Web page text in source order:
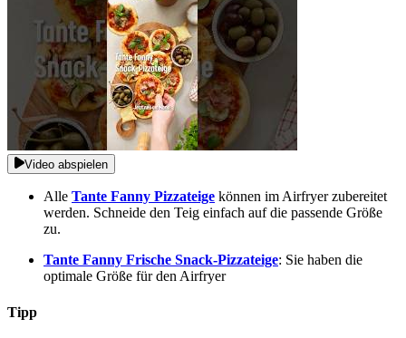
Video abspielen
Alle Tante Fanny Pizzateige können im Airfryer zubereitet
werden. Schneide den Teig einfach auf die passende Größe
zu.
Tante Fanny Frische Snack-Pizzateige: Sie haben die
optimale Größe für den Airfryer
Tipp